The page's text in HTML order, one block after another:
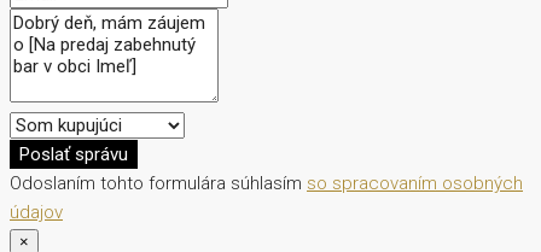
Poslať správu
Odoslaním tohto formulára súhlasím so spracovaním osobných
údajov
×